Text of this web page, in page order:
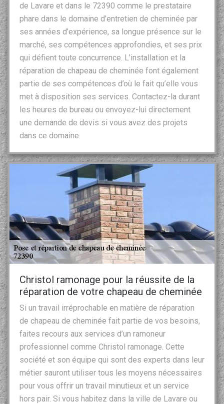
de Lavare et dans le 72390 comme le prestataire
phare dans le domaine d’entretien de cheminée par
ses années d’expérience, sa longue présence sur le
marché, ses compétences approfondies, et ses prix
qui défient toute concurrence. L’installation et la
réparation de chapeau de cheminée font également
partie de ses compétences d’où le fait qu’elle vous
met à disposition ses services. Contactez-la durant
les heures de bureau ou envoyez-lui directement
une demande de devis si vous avez des projets
dans ce domaine.
Christol ramonage pour la réussite de la
réparation de votre chapeau de cheminée
Si un travail irréprochable en matière de réparation
de chapeau de cheminée fait partie de vos besoins,
faites recours aux services d’un ramoneur
professionnel comme Christol ramonage. Cette
société et son équipe qui sont des experts dans leur
métier sauront utiliser tous les moyens nécessaires
pour vous offrir un travail minutieux et un service
hors pair. Si vous habitez dans la ville de Lavare ou